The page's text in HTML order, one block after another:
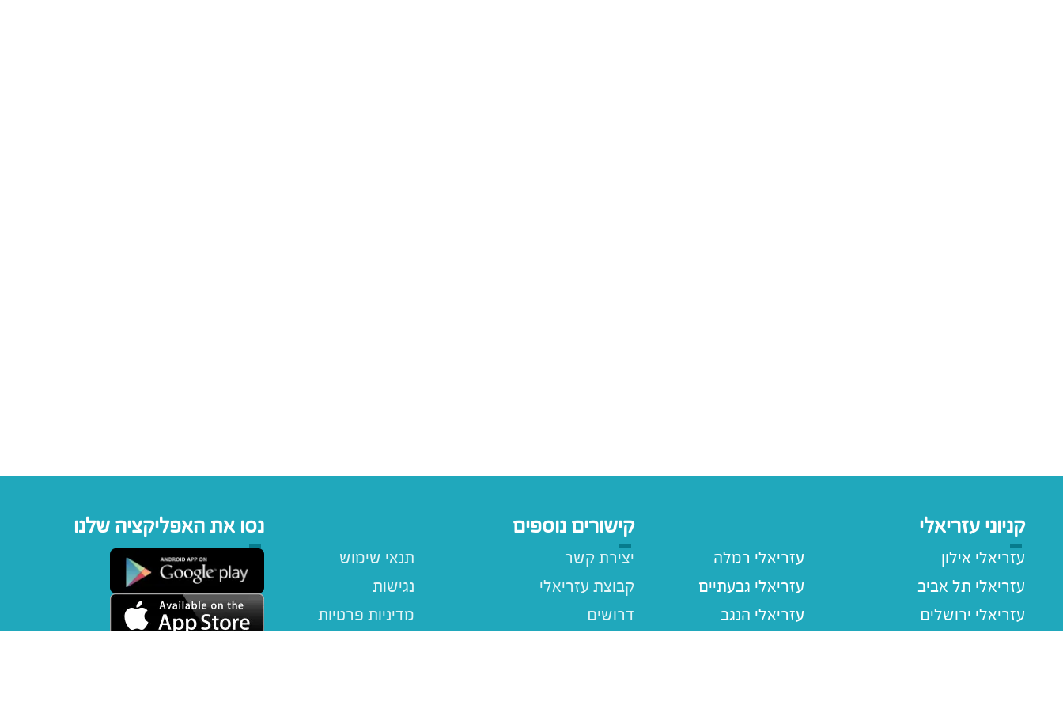
קניוני עזריאלי
עזריאלי אילון
עזריאלי תל אביב
עזריאלי ירושלים
עזריאלי רמלה
עזריאלי גבעתיים
עזריאלי הנגב
קישורים נוספים
תנאי שימוש
נגישות
מדיניות פרטיות
יצירת קשר
קבוצת עזריאלי
דרושים
נסו את האפליקציה שלנו